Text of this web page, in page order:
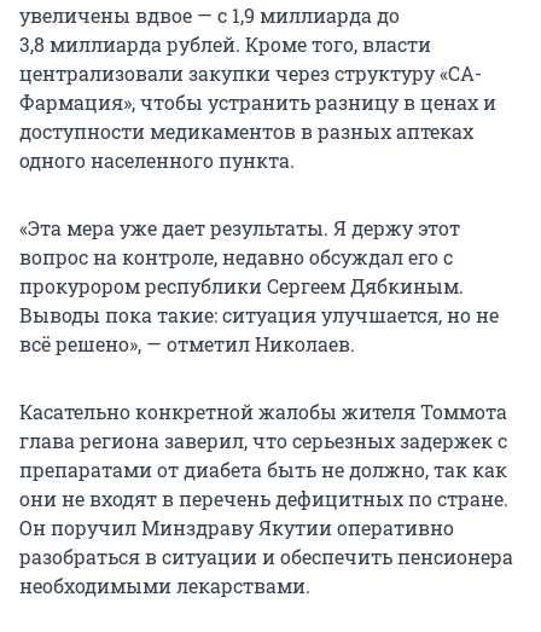
увеличены вдвое — с 1,9 миллиарда до
3,8 миллиарда рублей. Кроме того, власти
централизовали закупки через структуру «СА-
Фармация», чтобы устранить разницу в ценах и
доступности медикаментов в разных аптеках
одного населенного пункта.
«Эта мера уже дает результаты. Я держу этот
вопрос на контроле, недавно обсуждал его с
прокурором республики Сергеем Дябкиным.
Выводы пока такие: ситуация улучшается, но не
всё решено», — отметил Николаев.
Касательно конкретной жалобы жителя Томмота
глава региона заверил, что серьезных задержек с
препаратами от диабета быть не должно, так как
они не входят в перечень дефицитных по стране.
Он поручил Минздраву Якутии оперативно
разобраться в ситуации и обеспечить пенсионера
необходимыми лекарствами.